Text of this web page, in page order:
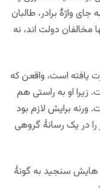
جای واژۀ برادر، طالبان
مخالفان دولت اند، نه
یافته است، واقعن که
او به راستی هم
برایش لازم بود
در یک رسانۀ گروهی
هایش سنجید به گونۀ